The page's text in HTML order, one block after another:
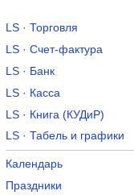
LS · Торговля
LS · Счет-фактура
LS · Банк
LS · Касса
LS · Книга (КУДиР)
LS · Табель и графики
Календарь
Праздники